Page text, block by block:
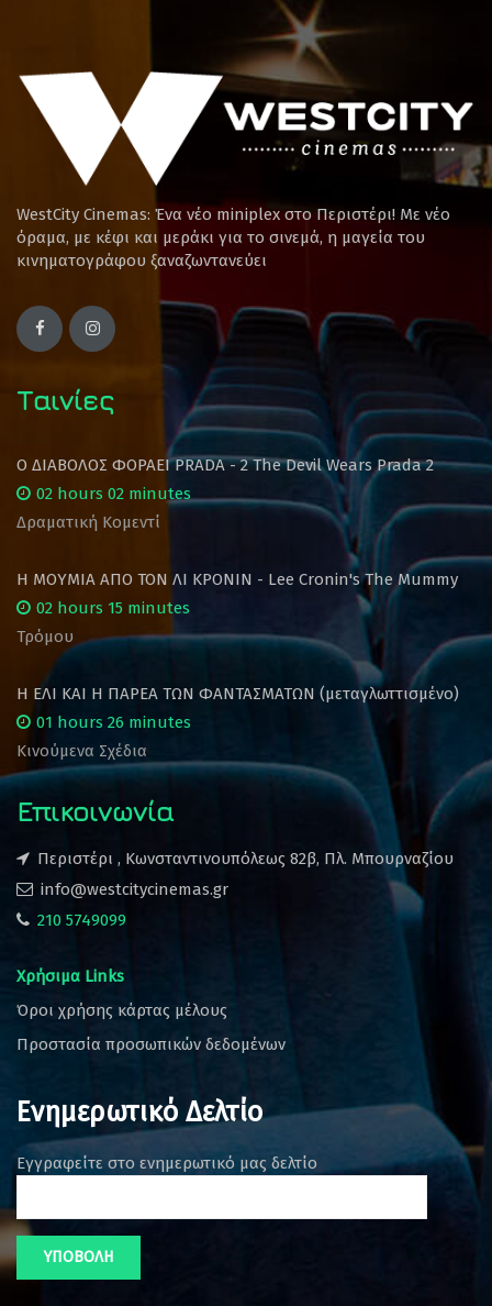
WestCity Cinemas: Ένα νέο miniplex στο Περιστέρι! Mε νέο
όραμα, με κέφι και μεράκι για το σινεμά, η μαγεία του
κινηματογράφου ξαναζωντανεύει
Ταινίες
Ο ΔΙΑΒΟΛΟΣ ΦΟΡΑΕΙ PRADA - 2 The Devil Wears Prada 2
02 hours 02 minutes
Δραματική Κομεντί
Η ΜΟΥΜΙΑ ΑΠΟ ΤΟΝ ΛΙ ΚΡΟΝΙΝ - Lee Cronin's The Mummy
02 hours 15 minutes
Τρόμου
Η ΕΛΙ ΚΑΙ Η ΠΑΡΕΑ ΤΩΝ ΦΑΝΤΑΣΜΑΤΩΝ (μεταγλωττισμένο)
01 hours 26 minutes
Κινούμενα Σχέδια
Επικοινωνία
Περιστέρι , Κωνσταντινουπόλεως 82β, Πλ. Μπουρναζίου
info@westcitycinemas.gr
210 5749099
Χρήσιμα Links
Όροι χρήσης κάρτας μέλους
Προστασία προσωπικών δεδομένων
Ενημερωτικό Δελτίο
Εγγραφείτε στο ενημερωτικό μας δελτίο